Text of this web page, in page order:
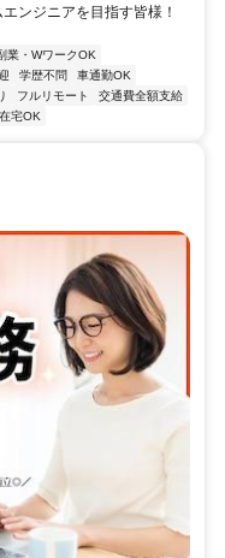
ンジニアを目指す皆様！
業・WワークOK
学歴不問
車通勤OK
フルリモート
交通費全額支給
在宅OK